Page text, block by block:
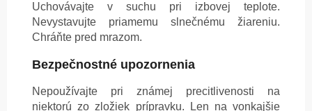
Uchovávajte v suchu pri izbovej teplote.
Nevystavujte priamemu slnečnému žiareniu.
Chráňte pred mrazom.
Bezpečnostné upozornenia
Nepoužívajte pri známej precitlivenosti na
niektorú zo zložiek prípravku. Len na vonkajšie